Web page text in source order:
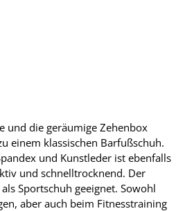
und die geräumige Zehenbox
einem klassischen Barfußschuh.
und Kunstleder ist ebenfalls
und schnelltrocknend. Der
Sportschuh geeignet. Sowohl
aber auch beim Fitnesstraining